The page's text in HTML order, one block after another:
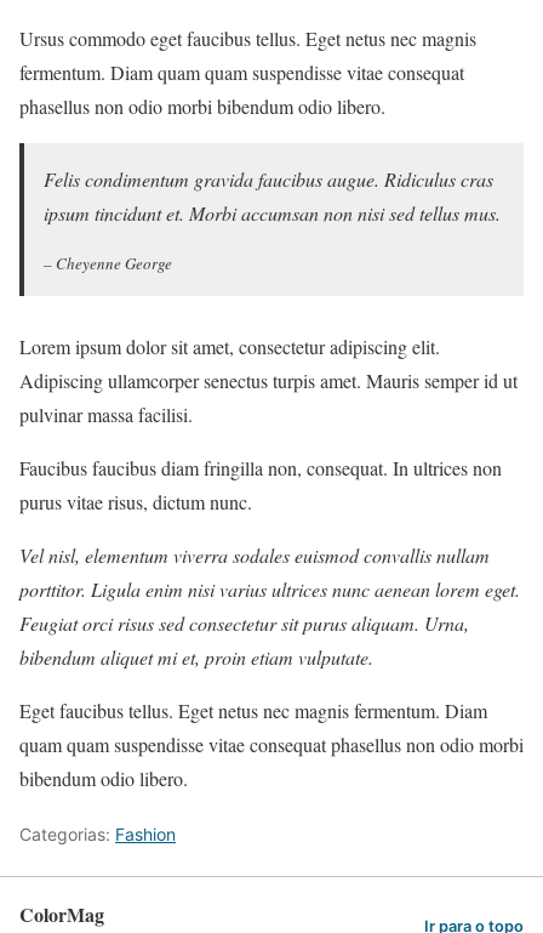
Ursus commodo eget faucibus tellus. Eget netus nec magnis
fermentum. Diam quam quam suspendisse vitae consequat
phasellus non odio morbi bibendum odio libero.
Felis condimentum gravida faucibus augue. Ridiculus cras
ipsum tincidunt et. Morbi accumsan non nisi sed tellus mus.
– Cheyenne George
Lorem ipsum dolor sit amet, consectetur adipiscing elit.
Adipiscing ullamcorper senectus turpis amet. Mauris semper id ut
pulvinar massa facilisi.
Faucibus faucibus diam fringilla non, consequat. In ultrices non
purus vitae risus, dictum nunc.
Vel nisl, elementum viverra sodales euismod convallis nullam
porttitor. Ligula enim nisi varius ultrices nunc aenean lorem eget.
Feugiat orci risus sed consectetur sit purus aliquam. Urna,
bibendum aliquet mi et, proin etiam vulputate.
Eget faucibus tellus. Eget netus nec magnis fermentum. Diam
quam quam suspendisse vitae consequat phasellus non odio morbi
bibendum odio libero.
Categorias: Fashion
ColorMag Ir para o topo